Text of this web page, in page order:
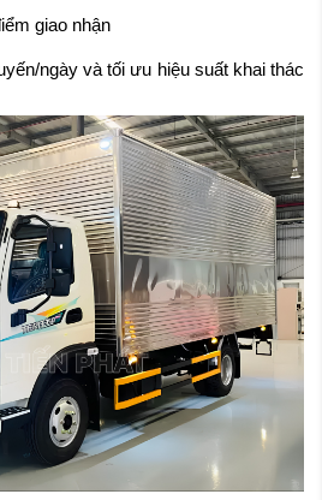
giao nhận
ngày và tối ưu hiệu suất khai thác